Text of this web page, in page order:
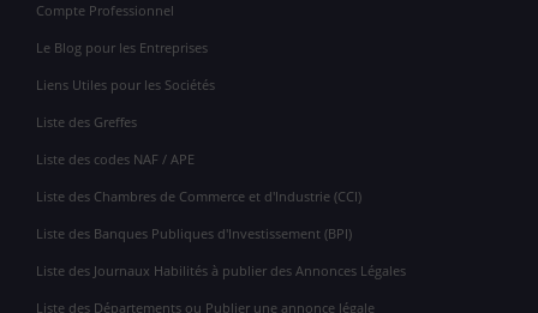
Compte Professionnel
Le Blog pour les Entreprises
Liens Utiles pour les Sociétés
Liste des Greffes
Liste des codes NAF / APE
Liste des Chambres de Commerce et d'Industrie (CCI)
Liste des Banques Publiques d'Investissement (BPI)
Liste des Journaux Habilités à publier des Annonces Légales
Liste des Départements ou Publier une annonce légale